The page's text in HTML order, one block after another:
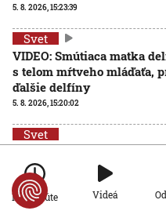
5. 8. 2026, 15:23:39
Svet
VIDEO: Smútiaca matka
s telom mŕtveho mláďaťa,
ďalšie delfíny
5. 8. 2026, 15:20:02
Svet
armádnej zložky. Tvoria ju
systémy
5. 8. 2026, 14:47:04
Po minúte Videá